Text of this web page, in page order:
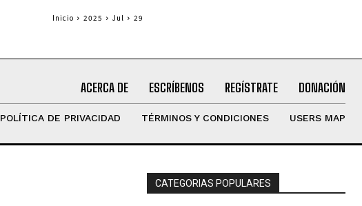
Inicio 2025 Jul 29
ACERCA DE ESCRÍBENOS REGÍSTRATE DONACIÓN
POLÍTICA DE PRIVACIDAD TÉRMINOS Y CONDICIONES USERS MAP
CATEGORIAS POPULARES